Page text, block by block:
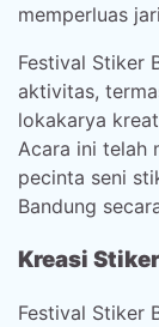
memperluas
Festival Stiker
aktivitas,
lokakarya
Acara ini telah
pecinta seni
Bandung
Kreasi
Festival Stiker